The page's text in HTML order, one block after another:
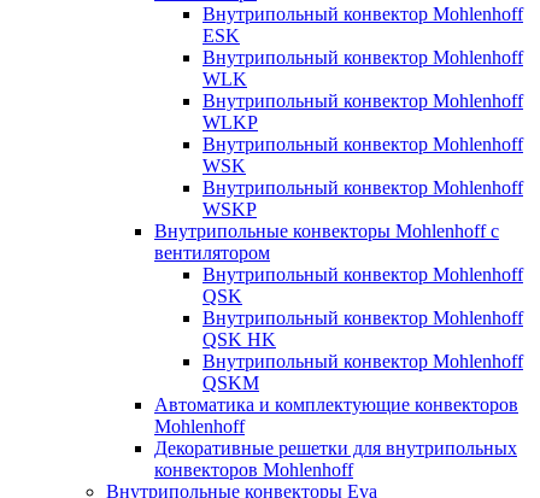
Внутрипольный конвектор Mohlenhoff
ESK
Внутрипольный конвектор Mohlenhoff
WLK
Внутрипольный конвектор Mohlenhoff
WLKP
Внутрипольный конвектор Mohlenhoff
WSK
Внутрипольный конвектор Mohlenhoff
WSKP
Внутрипольные конвекторы Mohlenhoff с
вентилятором
Внутрипольный конвектор Mohlenhoff
QSK
Внутрипольный конвектор Mohlenhoff
QSK HK
Внутрипольный конвектор Mohlenhoff
QSKM
Автоматика и комплектующие конвекторов
Mohlenhoff
Декоративные решетки для внутрипольных
конвекторов Mohlenhoff
Внутрипольные конвекторы Eva